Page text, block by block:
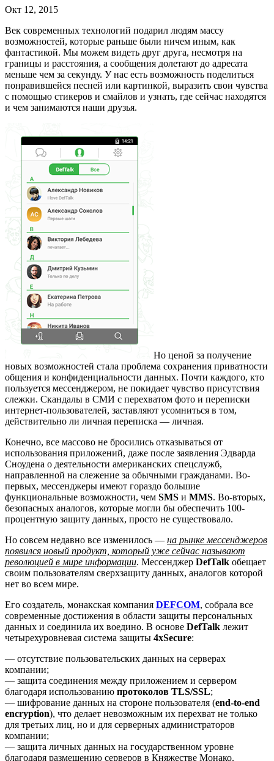
Окт 12, 2015
Век современных технологий подарил людям массу
возможностей, которые раньше были ничем иным, как
фантастикой. Мы можем видеть друг друга, несмотря на
границы и расстояния, а сообщения долетают до адресата
меньше чем за секунду. У нас есть возможность поделиться
понравившейся песней или картинкой, выразить свои чувства
с помощью стикеров и смайлов и узнать, где сейчас находятся
и чем занимаются наши друзья.
Но ценой за получение
новых возможностей стала проблема сохранения приватности
общения и конфиденциальности данных. Почти каждого, кто
пользуется мессенджером, не покидает чувство присутствия
слежки. Скандалы в СМИ с перехватом фото и переписки
интернет-пользователей, заставляют усомниться в том,
действительно ли личная переписка — личная.
Конечно, все массово не бросились отказываться от
использования приложений, даже после заявления Эдварда
Сноудена о деятельности американских спецслужб,
направленной на слежение за обычными гражданами. Во-
первых, мессенджеры имеют гораздо большие
функциональные возможности, чем SMS и MMS. Во-вторых,
безопасных аналогов, которые могли бы обеспечить 100-
процентную защиту данных, просто не существовало.
Но совсем недавно все изменилось — на рынке мессенджеров
появился новый продукт, который уже сейчас называют
революцией в мире информации. Мессенджер DefTalk обещает
своим пользователям сверхзащиту данных, аналогов которой
нет во всем мире.
Его создатель, монакская компания DEFCOM, собрала все
современные достижения в области защиты персональных
данных и соединила их воедино. В основе DefTalk лежит
четырехуровневая система защиты 4хSecure:
— отсутствие пользовательских данных на серверах
компании;
— защита соединения между приложением и сервером
благодаря использованию протоколов TLS/SSL;
— шифрование данных на стороне пользователя (end-to-end
encryption), что делает невозможным их перехват не только
для третьих лиц, но и для серверных администраторов
компании;
— защита личных данных на государственном уровне
благодаря размещению серверов в Княжестве Монако.